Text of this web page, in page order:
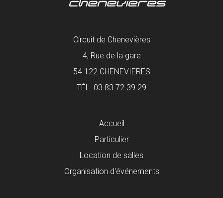
Circuit de Chenevières
4, Rue de la gare
54 122 CHENEVIERES
TÉL. 03 83 72 39 29
Accueil
Particulier
Location de salles
Organisation d'événements